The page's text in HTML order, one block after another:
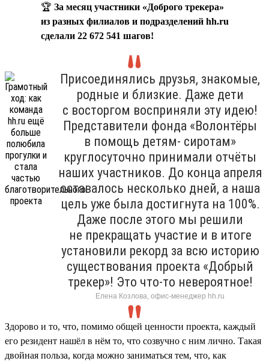
🏆 За месяц участники «Доброго трекера»
из разных филиалов и подразделений hh.ru
сделали 22 672 541 шагов!
Присоединялись друзья, знакомые,
родные и близкие. Даже дети
с восторгом восприняли эту идею!
Представители фонда «Волонтёры
в помощь детям- сиротам»
круглосуточно принимали отчёты
наших участников. До конца апреля
оставалось несколько дней, а наша
цель уже была достигнута на 100%.
Даже после этого мы решили
не прекращать участие и в итоге
установили рекорд за всю историю
существования проекта «Добрый
трекер»! Это что-то невероятное!
Елена Козлова, офис-менеджер hh.ru
Здорово и то, что, помимо общей ценности проекта, каждый
его резидент нашёл в нём то, что созвучно с ним лично. Такая
двойная польза, когда можно заниматься тем, что, как